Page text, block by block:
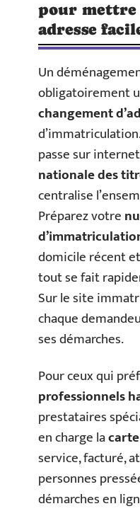
pour mettre
adresse
Un
obligatoirement
changement
passe sur
nationale des
centralise
Préparez votre
domicile récent
tout se fait
Sur le site
chaque
ses démarches.
Pour ceux qui
professionnels
prestataires
en charge la
service, facturé,
personnes
démarches en